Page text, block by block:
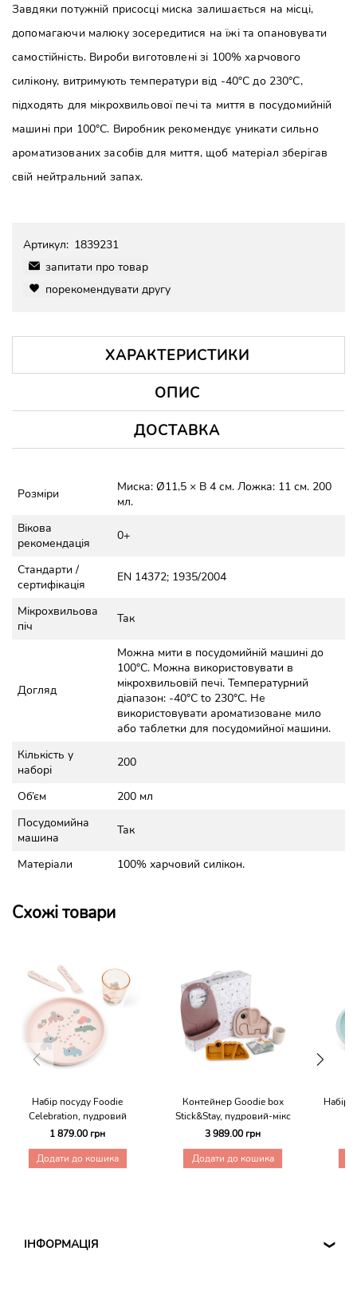
Завдяки потужній присосці миска залишається на місці,
допомагаючи малюку зосередитися на їжі та опановувати
самостійність. Вироби виготовлені зі 100% харчового
силікону, витримують температури від -40°C до 230°C,
підходять для мікрохвильової печі та миття в посудомийній
машині при 100°C. Виробник рекомендує уникати сильно
ароматизованих засобів для миття, щоб матеріал зберігав
свій нейтральний запах.
Артикул: 1839231
запитати про товар
порекомендувати другу
ХАРАКТЕРИСТИКИ
ОПИС
ДОСТАВКА
Розміри
Миска: Ø11,5 × В 4 см. Ложка: 11 см. 200
мл.
Вікова
рекомендація
0+
Стандарти /
сертифікація
EN 14372; 1935/2004
Мікрохвильова
піч
Так
Догляд
Можна мити в посудомийній машині до
100°C. Можна використовувати в
мікрохвильовій печі. Температурний
діапазон: -40°C to 230°C. Не
використовувати ароматизоване мило
або таблетки для посудомийної машини.
Кількість у
наборі
200
Об’єм
200 мл
Посудомийна
машина
Так
Матеріали 100% харчовий силікон.
Схожі товари
Набір посуду Foodie
Celebration, пудровий
1 879.00 грн
Додати до кошика
Контейнер Goodie box
Stick&Stay, пудровий-мікс
3 989.00 грн
Додати до кошика
Набір
ІНФОРМАЦІЯ ❮